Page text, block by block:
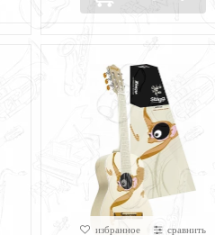
избранное сравнить